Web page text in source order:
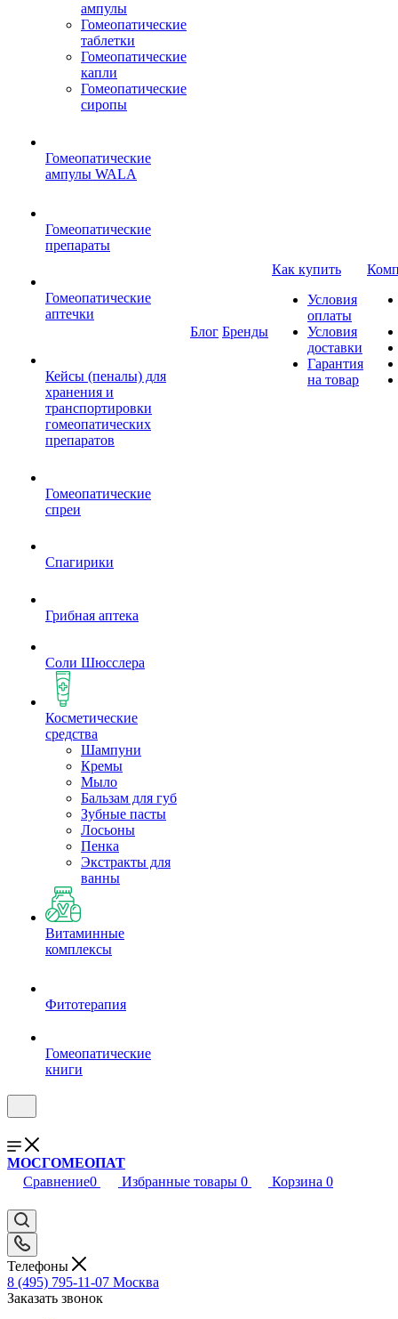
ампулы
Гомеопатические
таблетки
Гомеопатические
капли
Гомеопатические
сиропы
Гомеопатические
ампулы WALA
Гомеопатические
препараты
Гомеопатические
аптечки
Кейсы (пеналы) для
хранения и
транспортировки
гомеопатических
препаратов
Гомеопатические
спреи
Спагирики
Грибная аптека
Соли Шюсслера
Косметические
средства
Шампуни
Кремы
Мыло
Бальзам для губ
Зубные пасты
Лосьоны
Пенка
Экстракты для
ванны
Витаминные
комплексы
Фитотерапия
Гомеопатические
книги
Блог Бренды
Как купить
Условия
оплаты
Условия
доставки
Гарантия
на товар
МОСГОМЕОПАТ
Сравнение0 Избранные товары 0 Корзина 0
Телефоны
8 (495) 795-11-07 Москва
Заказать звонок